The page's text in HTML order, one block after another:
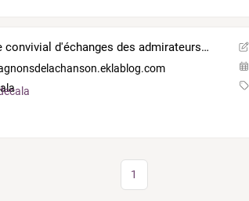
le site convivial d'échanges des admirateurs des Compagnons de la Chanson
1